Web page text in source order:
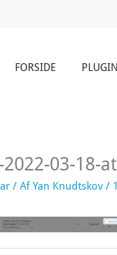
FORSIDE
03-18-
/ AfYan Knudtskov /